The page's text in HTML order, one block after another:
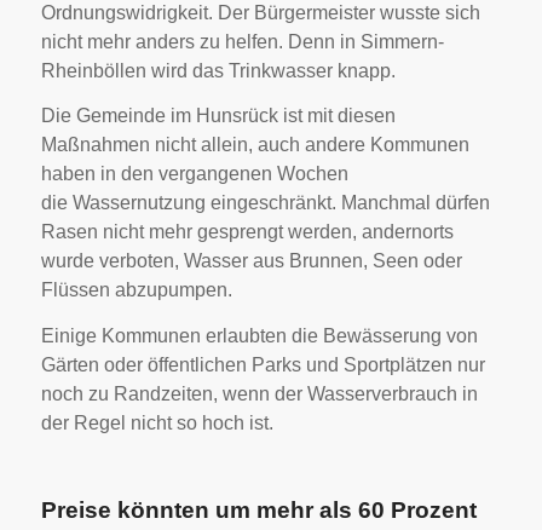
Ordnungswidrigkeit. Der Bürgermeister wusste sich
nicht mehr anders zu helfen. Denn in Simmern-
Rheinböllen wird das Trinkwasser knapp.
Die Gemeinde im Hunsrück ist mit diesen
Maßnahmen nicht allein, auch andere Kommunen
haben in den vergangenen Wochen
die Wassernutzung eingeschränkt. Manchmal dürfen
Rasen nicht mehr gesprengt werden, andernorts
wurde verboten, Wasser aus Brunnen, Seen oder
Flüssen abzupumpen.
Einige Kommunen erlaubten die Bewässerung von
Gärten oder öffentlichen Parks und Sportplätzen nur
noch zu Randzeiten, wenn der Wasserverbrauch in
der Regel nicht so hoch ist.
Preise könnten um mehr als 60 Prozent